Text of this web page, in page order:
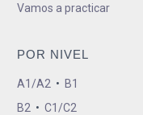
Vamos a practicar
POR NIVEL
A1/A2 • B1
B2 • C1/C2